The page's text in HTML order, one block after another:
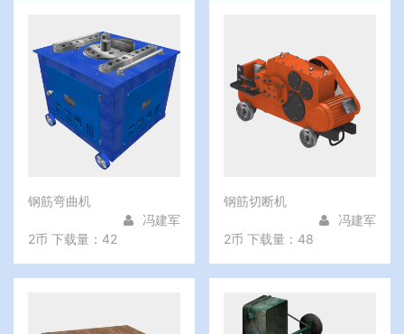
钢筋弯曲机
冯建军
2币 下载量：42
钢筋切断机
冯建军
2币 下载量：48